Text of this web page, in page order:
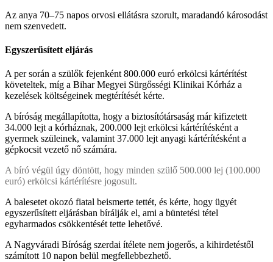
Az anya 70–75 napos orvosi ellátásra szorult, maradandó károsodást
nem szenvedett.
Egyszerűsített eljárás
A per során a szülők fejenként 800.000 euró erkölcsi kártérítést
követeltek, míg a Bihar Megyei Sürgősségi Klinikai Kórház a
kezelések költségeinek megtérítését kérte.
A bíróság megállapította, hogy a biztosítótársaság már kifizetett
34.000 lejt a kórháznak, 200.000 lejt erkölcsi kártérítésként a
gyermek szüleinek, valamint 37.000 lejt anyagi kártérítésként a
gépkocsit vezető nő számára.
A bíró végül úgy döntött, hogy minden szülő 500.000 lej (100.000
euró) erkölcsi kártérítésre jogosult.
A balesetet okozó fiatal beismerte tettét, és kérte, hogy ügyét
egyszerűsített eljárásban bírálják el, ami a büntetési tétel
egyharmados csökkentését tette lehetővé.
A Nagyváradi Bíróság szerdai ítélete nem jogerős, a kihirdetéstől
számított 10 napon belül megfellebbezhető.